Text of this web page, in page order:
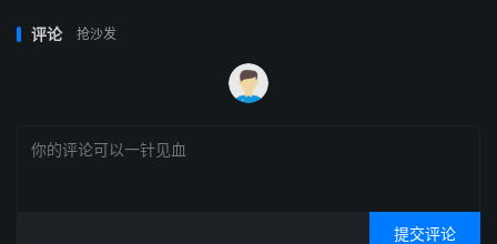
评论 抢沙发
提交评论